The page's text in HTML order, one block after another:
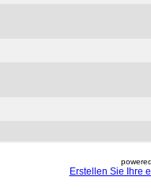
Erstellen Sie Ihre